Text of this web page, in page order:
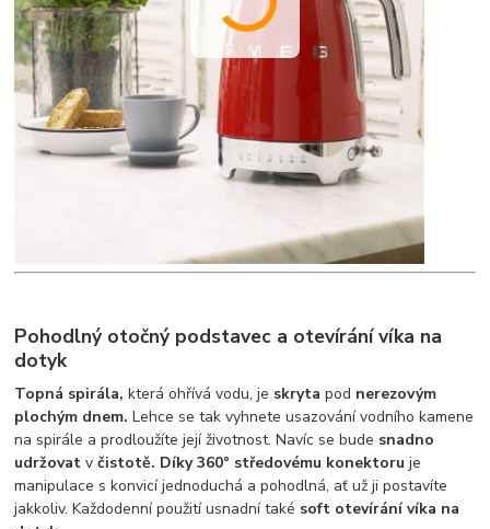
Pohodlný otočný podstavec a otevírání víka na
dotyk
Topná spirála, která ohřívá vodu, je skryta pod nerezovým
plochým dnem. Lehce se tak vyhnete usazování vodního kamene
na spirále a prodloužíte její životnost. Navíc se bude snadno
udržovat včistotě. Díky 360° středovému konektoru je
manipulace s konvicí jednoduchá a pohodlná, ať už ji postavíte
jakkoliv. Každodenní použití usnadní také soft otevírání víka na